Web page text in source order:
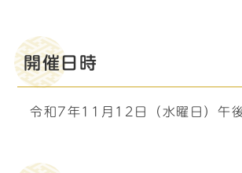
開催日時
令和7年11月12日（水曜日）午